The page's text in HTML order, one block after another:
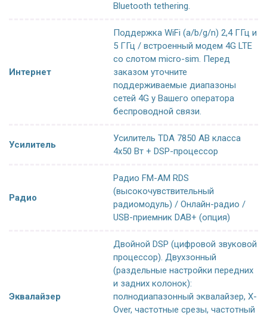
Bluetooth tethering.
Интернет
Поддержка WiFi (a/b/g/n) 2,4 ГГц и
5 ГГц / встроенный модем 4G LTE
со слотом micro-sim. Перед
заказом уточните
поддерживаемые диапазоны
сетей 4G у Вашего оператора
беспроводной связи.
Усилитель
Усилитель TDA 7850 AB класса
4x50 Вт + DSP-процессор
Радио
Радио FM-AM RDS
(высокочувствительный
радиомодуль) / Онлайн-радио /
USB-приемник DAB+ (опция)
Эквалайзер
Двойной DSP (цифровой звуковой
процессор). Двухзонный
(раздельные настройки передних
и задних колонок):
полнодиапазонный эквалайзер, X-
Over, частотные срезы, частотный